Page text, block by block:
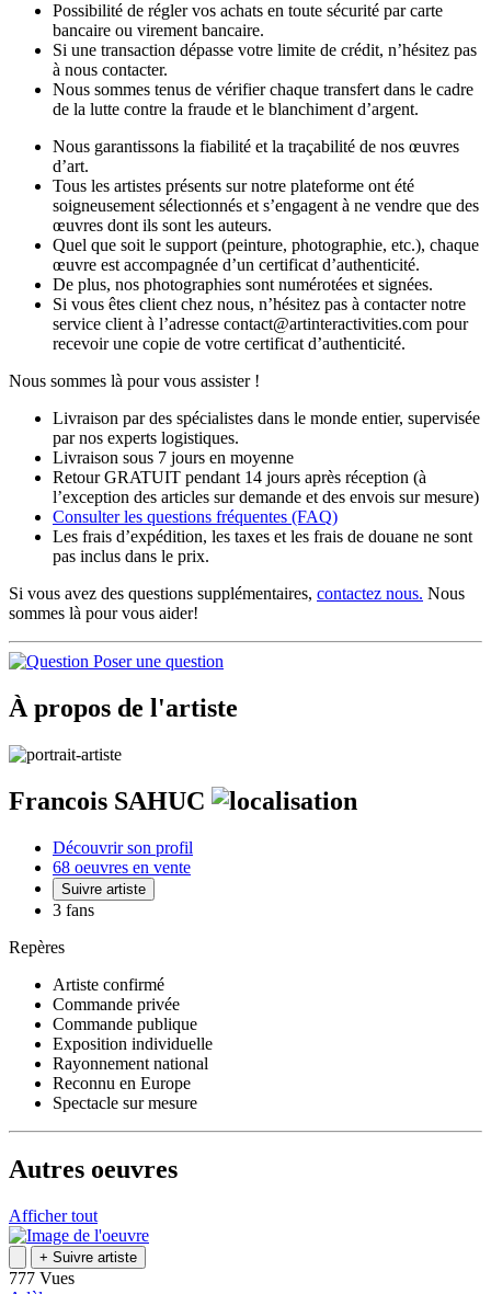
Possibilité de régler vos achats en toute sécurité par carte
bancaire ou virement bancaire.
Si une transaction dépasse votre limite de crédit, n’hésitez pas
à nous contacter.
Nous sommes tenus de vérifier chaque transfert dans le cadre
de la lutte contre la fraude et le blanchiment d’argent.
Nous garantissons la fiabilité et la traçabilité de nos œuvres
d’art.
Tous les artistes présents sur notre plateforme ont été
soigneusement sélectionnés et s’engagent à ne vendre que des
œuvres dont ils sont les auteurs.
Quel que soit le support (peinture, photographie, etc.), chaque
œuvre est accompagnée d’un certificat d’authenticité.
De plus, nos photographies sont numérotées et signées.
Si vous êtes client chez nous, n’hésitez pas à contacter notre
service client à l’adresse contact@artinteractivities.com pour
recevoir une copie de votre certificat d’authenticité.
Nous sommes là pour vous assister !
Livraison par des spécialistes dans le monde entier, supervisée
par nos experts logistiques.
Livraison sous 7 jours en moyenne
Retour GRATUIT pendant 14 jours après réception (à
l’exception des articles sur demande et des envois sur mesure)
Consulter les questions fréquentes (FAQ)
Les frais d’expédition, les taxes et les frais de douane ne sont
pas inclus dans le prix.
Si vous avez des questions supplémentaires, contactez nous. Nous
sommes là pour vous aider!
Poser une question
À propos de l'artiste
Francois SAHUC
Découvrir son profil
68 oeuvres en vente
Suivre artiste
3 fans
Repères
Artiste confirmé
Commande privée
Commande publique
Exposition individuelle
Rayonnement national
Reconnu en Europe
Spectacle sur mesure
Autres oeuvres
Afficher tout
+ Suivre artiste
777 Vues